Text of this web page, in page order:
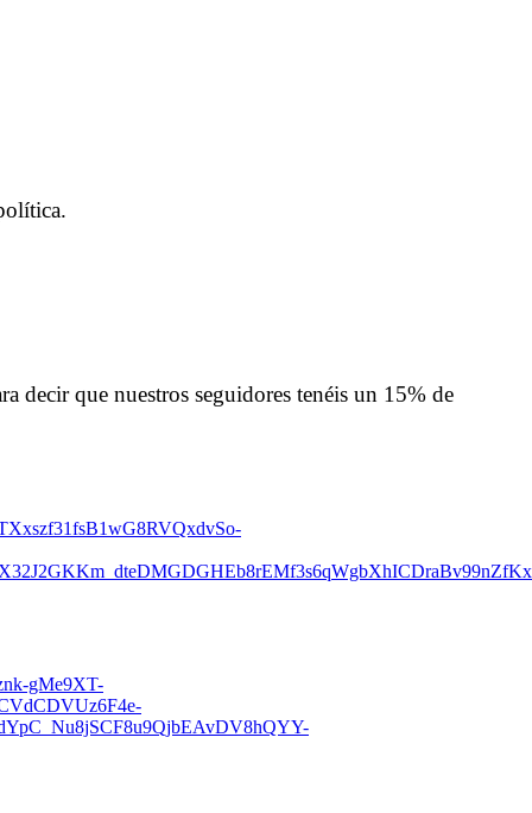
decir que nuestros seguidores tenéis un 15% de
gMe9XT-